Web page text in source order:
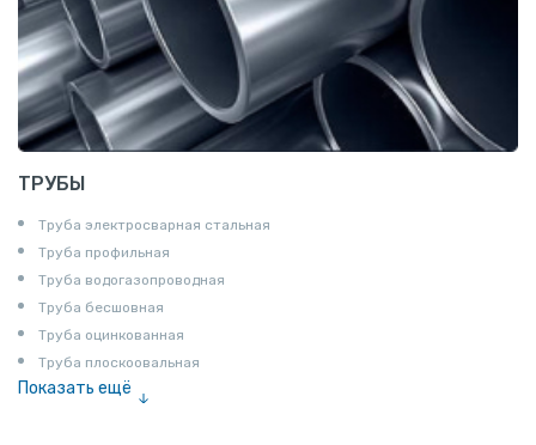
ТРУБЫ
Труба электросварная стальная
Труба профильная
Труба водогазопроводная
Труба бесшовная
Труба оцинкованная
Труба плоскоовальная
Показать ещё